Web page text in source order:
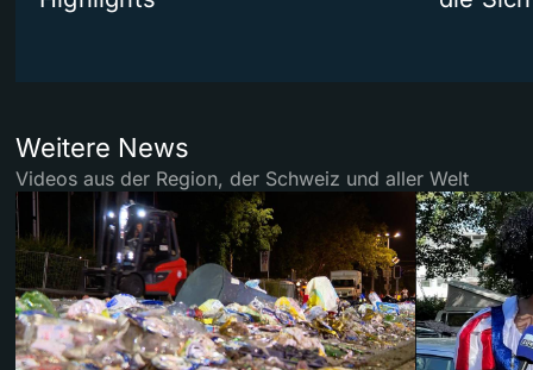
Weitere News
Videos aus der Region, der Schweiz und aller Welt